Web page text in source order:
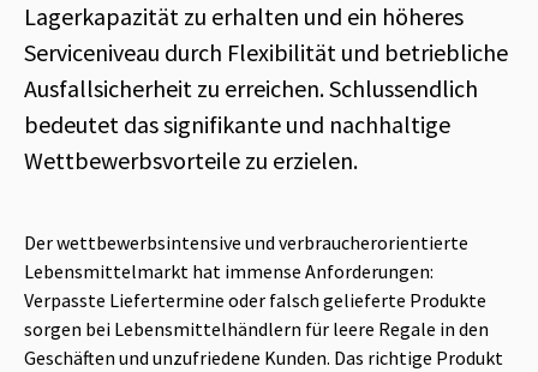
Lagerkapazität zu erhalten und ein höheres
Serviceniveau durch Flexibilität und betriebliche
Ausfallsicherheit zu erreichen. Schlussendlich
bedeutet das signifikante und nachhaltige
Wettbewerbsvorteile zu erzielen.
Der wettbewerbsintensive und verbraucherorientierte
Lebensmittelmarkt hat immense Anforderungen:
Verpasste Liefertermine oder falsch gelieferte Produkte
sorgen bei Lebensmittelhändlern für leere Regale in den
Geschäften und unzufriedene Kunden. Das richtige Produkt